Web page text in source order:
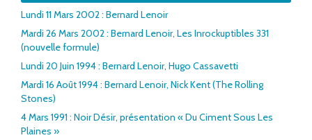
Lundi 11 Mars 2002 : Bernard Lenoir
Mardi 26 Mars 2002 : Bernard Lenoir, Les Inrockuptibles 331
(nouvelle formule)
Lundi 20 Juin 1994 : Bernard Lenoir, Hugo Cassavetti
Mardi 16 Août 1994 : Bernard Lenoir, Nick Kent (The Rolling
Stones)
4 Mars 1991 : Noir Désir, présentation « Du Ciment Sous Les
Plaines »